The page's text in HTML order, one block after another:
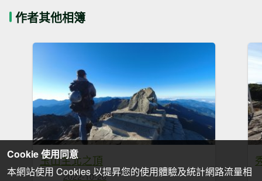
作者其他相簿
玉山主北之頂
2022-10-26
Cookie 使用同意
本網站使用 Cookies 以提昇您的使用體驗及統計網路流量相